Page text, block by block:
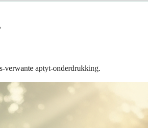
verwante aptyt-onderdrukking.